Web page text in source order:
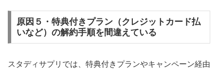
原因５・特典付きプラン（クレジットカード払
いなど）の解約手順を間違えている
スタディサプリでは、特典付きプランやキャンペーン経由